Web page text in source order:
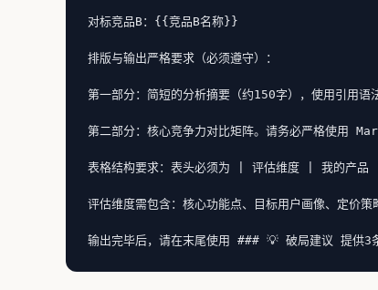
对标竞品B：{{竞品B名称}}
排版与输出严格要求（必须遵守）：
第一部分：简短的分析摘要（约150字），使用引用语
第二部分：核心竞争力对比矩阵。请务必严格使用
表格结构要求：表头必须为 | 评估维度 | 我的
评估维度需包含：核心功能点、目标用户画像、定价策
输出完毕后，请在末尾使用 ### 💡 破局建议 提供3条